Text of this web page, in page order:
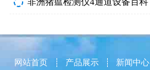
非洲猪瘟检测仪4通道设备百科
网站首页 产品展示 新闻中心